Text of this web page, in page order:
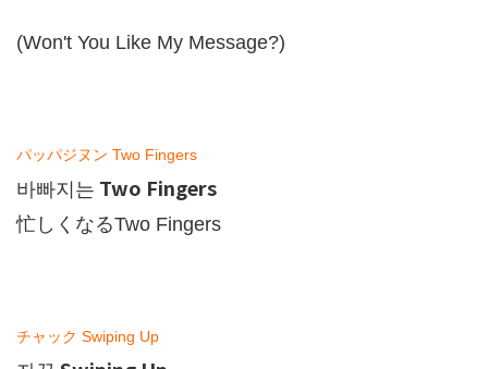
(Won't You Like My Message?)
パッパジヌン Two Fingers
바빠지는 Two Fingers
忙しくなるTwo Fingers
チャック Swiping Up